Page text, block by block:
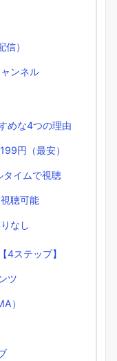
）
ンネル
めな4つの理由
円（最安）
イムで視聴
聴可能
なし
4ステップ】
ツ
）